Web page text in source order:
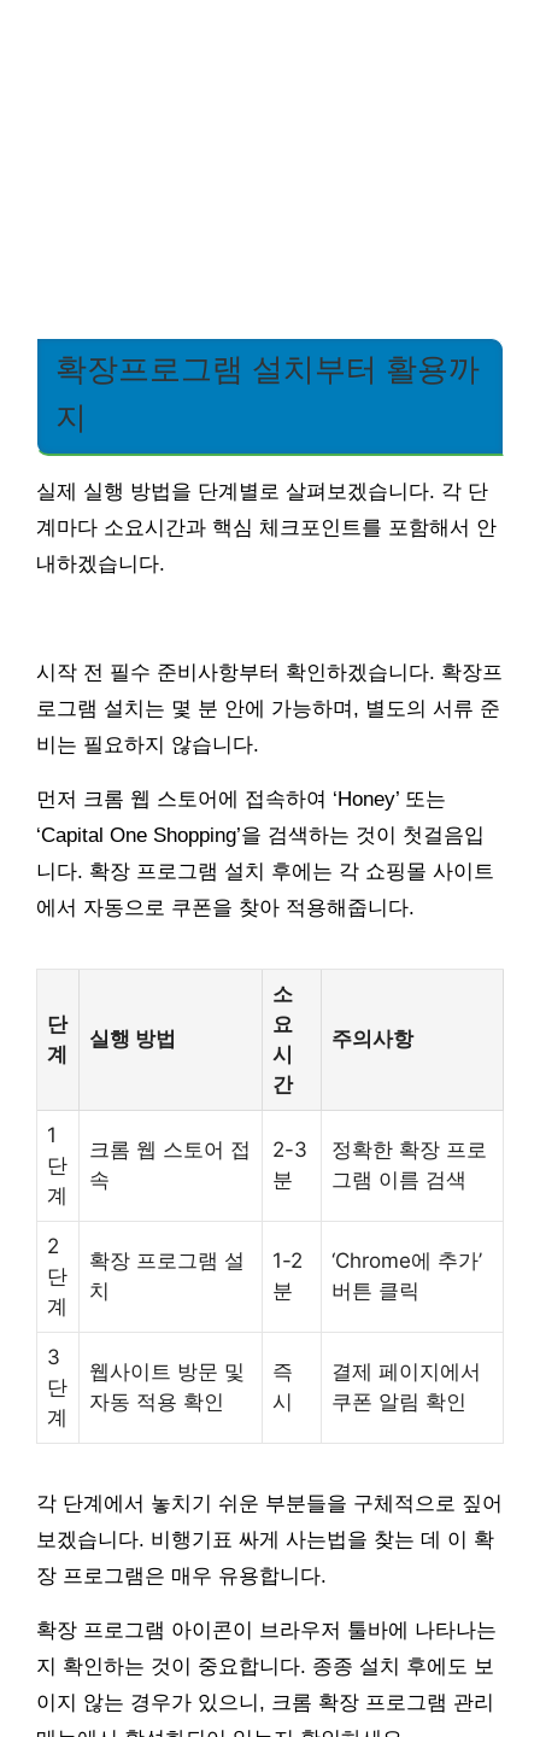
확장프로그램 설치부터 활용까
지
실제 실행 방법을 단계별로 살펴보겠습니다. 각 단
계마다 소요시간과 핵심 체크포인트를 포함해서 안
내하겠습니다.
시작 전 필수 준비사항부터 확인하겠습니다. 확장프
로그램 설치는 몇 분 안에 가능하며, 별도의 서류 준
비는 필요하지 않습니다.
먼저 크롬 웹 스토어에 접속하여 ‘Honey’ 또는
‘Capital One Shopping’을 검색하는 것이 첫걸음입
니다. 확장 프로그램 설치 후에는 각 쇼핑몰 사이트
에서 자동으로 쿠폰을 찾아 적용해줍니다.
단
계
실행 방법
소
요
시
간
주의사항
1
단
계
크롬 웹 스토어 접
속
2-3
분
정확한 확장 프로
그램 이름 검색
2
단
계
확장 프로그램 설
치
1-2
분
‘Chrome에 추가’
버튼 클릭
3
단
계
웹사이트 방문 및
자동 적용 확인
즉
시
결제 페이지에서
쿠폰 알림 확인
각 단계에서 놓치기 쉬운 부분들을 구체적으로 짚어
보겠습니다. 비행기표 싸게 사는법을 찾는 데 이 확
장 프로그램은 매우 유용합니다.
확장 프로그램 아이콘이 브라우저 툴바에 나타나는
지 확인하는 것이 중요합니다. 종종 설치 후에도 보
이지 않는 경우가 있으니, 크롬 확장 프로그램 관리